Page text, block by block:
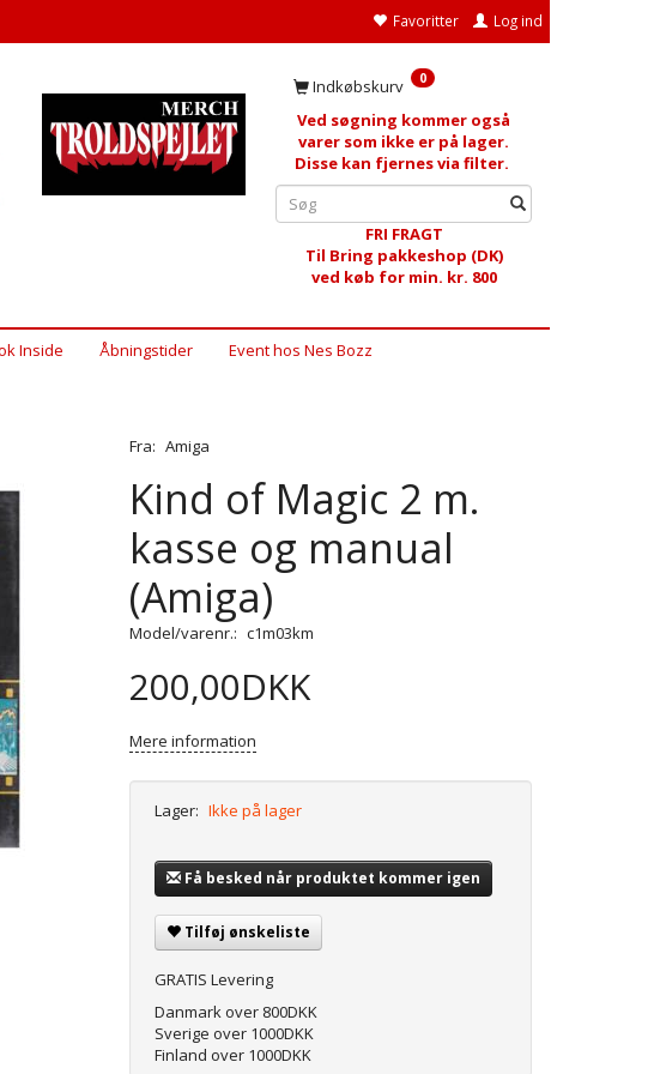
Favoritter Log ind
Indkøbskurv 0
Ved søgning kommer også
varer som ikke er på lager.
Disse kan fjernes via filter.
FRI FRAGT
Til Bring pakkeshop (DK)
ved køb for min. kr. 800
Inside Åbningstider Event hos Nes Bozz
Fra: Amiga
Kind of Magic 2 m.
kasse og manual
(Amiga)
Model/varenr.: c1m03km
200,00DKK
Mere information
Lager: Ikke på lager
Få besked når produktet kommer igen
Tilføj ønskeliste
GRATIS Levering
Danmark over 800DKK
Sverige over 1000DKK
Finland over 1000DKK